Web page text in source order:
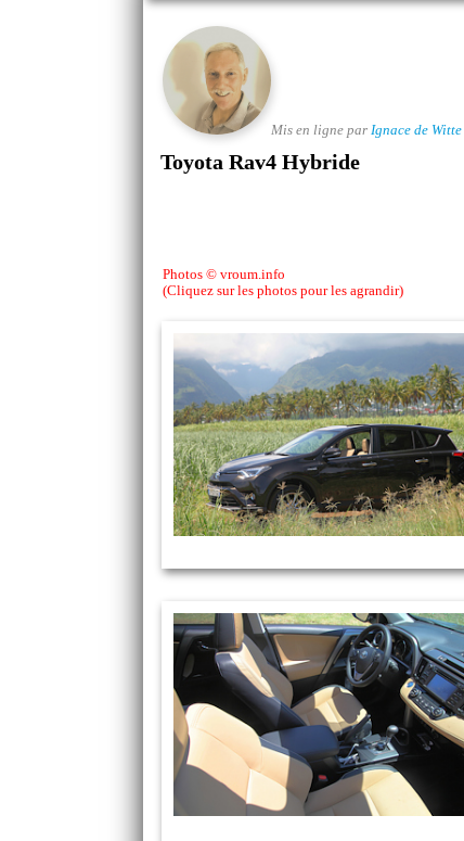
Mis en ligne par Ignace de Witte
Toyota Rav4 Hybride
Photos © vroum.info
(Cliquez sur les photos pour les agrandir)